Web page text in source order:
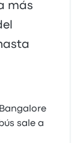
más
sale a